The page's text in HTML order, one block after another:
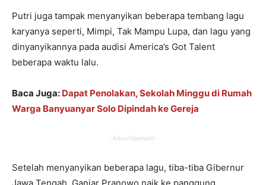
Putri juga tampak menyanyikan beberapa tembang lagu
karyanya seperti, Mimpi, Tak Mampu Lupa, dan lagu yang
dinyanyikannya pada audisi America’s Got Talent
beberapa waktu lalu.
Baca Juga: Dapat Penolakan, Sekolah Minggu di Rumah
Warga Banyuanyar Solo Dipindah ke Gereja
-Advertisement-
Setelah menyanyikan beberapa lagu, tiba-tiba Gibernur